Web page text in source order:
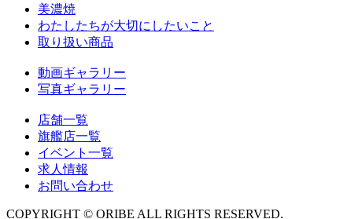
美濃焼
わたしたちが大切にしたいこと
取り扱い商品
動画ギャラリー
写真ギャラリー
店舗一覧
旗艦店一覧
イベント一覧
求人情報
お問い合わせ
COPYRIGHT © ORIBE ALL RIGHTS RESERVED.